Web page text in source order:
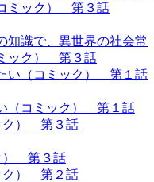
識で、異世界の社会常
ック） 第３話
（コミック） 第１話
） 第３話